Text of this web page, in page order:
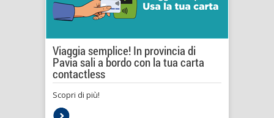
Viaggia semplice! In provincia di
Pavia sali a bordo con la tua carta
contactless
Scopri di più!